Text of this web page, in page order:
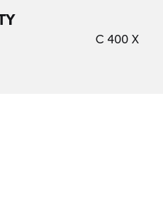
C 400 X